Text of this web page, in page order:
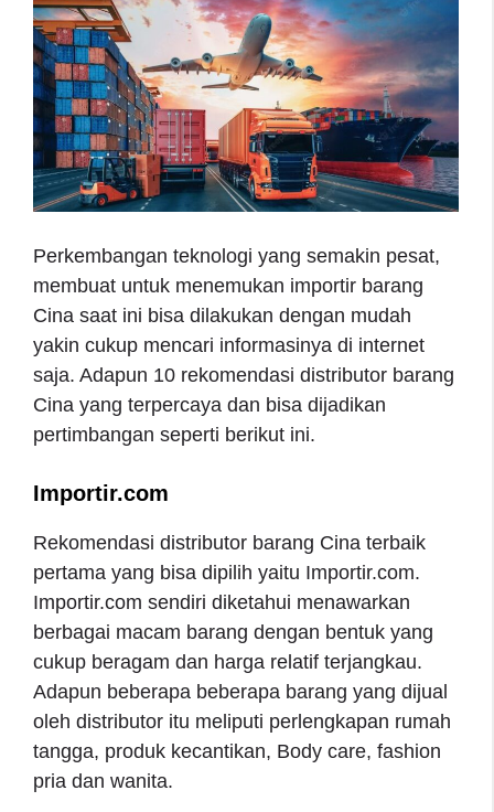
Perkembangan teknologi yang semakin pesat,
membuat untuk menemukan importir barang
Cina saat ini bisa dilakukan dengan mudah
yakin cukup mencari informasinya di internet
saja. Adapun 10 rekomendasi distributor barang
Cina yang terpercaya dan bisa dijadikan
pertimbangan seperti berikut ini.
Importir.com
Rekomendasi distributor barang Cina terbaik
pertama yang bisa dipilih yaitu Importir.com.
Importir.com sendiri diketahui menawarkan
berbagai macam barang dengan bentuk yang
cukup beragam dan harga relatif terjangkau.
Adapun beberapa beberapa barang yang dijual
oleh distributor itu meliputi perlengkapan rumah
tangga, produk kecantikan, Body care, fashion
pria dan wanita.